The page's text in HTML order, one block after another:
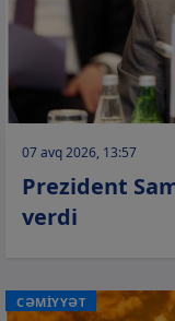
07 avq 2026, 13:57
Prezident
verdi
CƏMİYYƏT